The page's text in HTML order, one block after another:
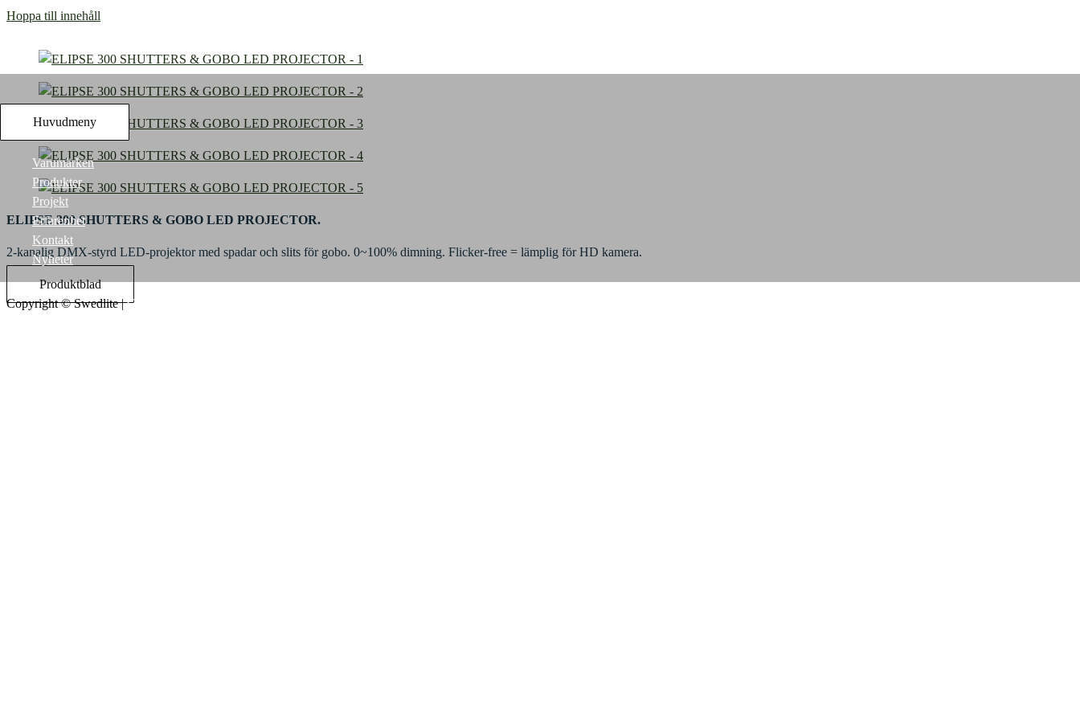
Hoppa till innehåll
Huvudmeny
Varumärken
Produkter
Projekt
Erfarenhet
Kontakt
Nyheter
ELIPSE 300 SHUTTERS & GOBO LED PROJECTOR.
2-kanalig DMX-styrd LED-projektor med spadar och slits för gobo. 0~100% dimning. Flicker-free = lämplig för HD kamera.
Produktblad
Copyright ©Swedlite|Credits